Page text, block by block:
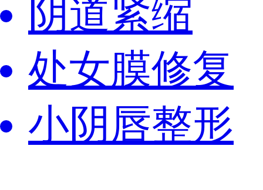
阴道紧缩
处女膜修复
小阴唇整形